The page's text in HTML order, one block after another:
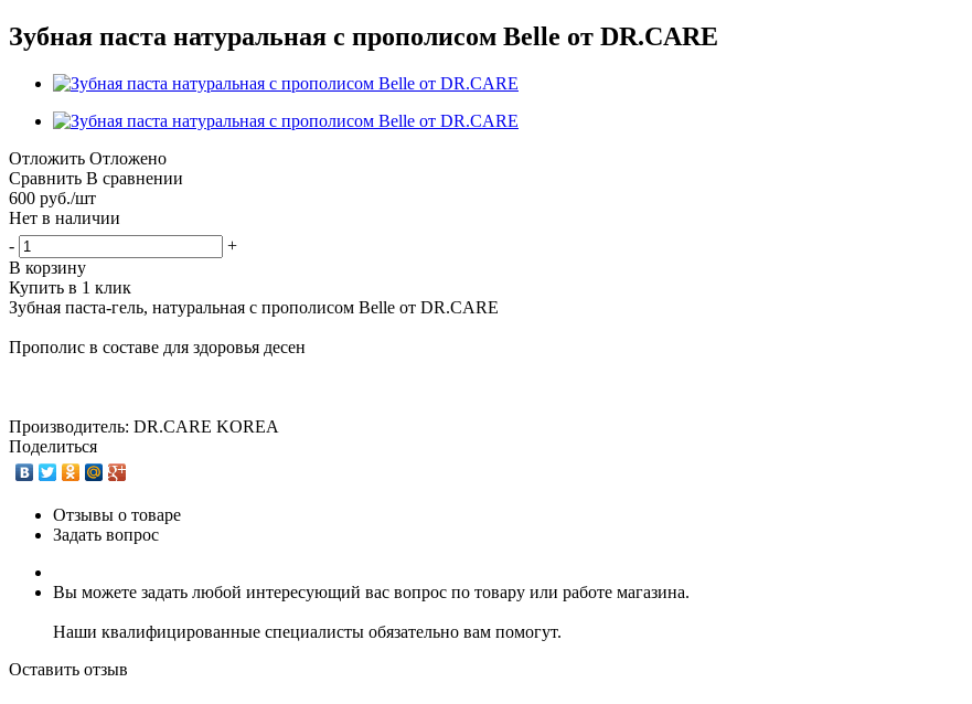
Зубная паста натуральная с прополисом Belle от DR.CARE
Отложить Отложено
Сравнить В сравнении
600 руб./шт
Нет в наличии
-
+
В корзину
Купить в 1 клик
Зубная паста-гель, натуральная с прополисом Belle от DR.CARE
Прополис в составе для здоровья десен
Производитель: DR.CARE KOREA
Поделиться
Отзывы о товаре
Задать вопрос
Вы можете задать любой интересующий вас вопрос по товару или работе магазина.
Наши квалифицированные специалисты обязательно вам помогут.
Оставить отзыв